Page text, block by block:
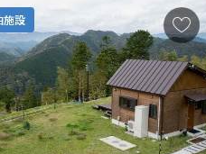
施設
お
気
に
入
り
に
追